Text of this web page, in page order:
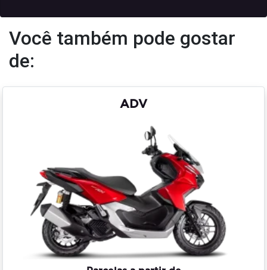
Você também pode gostar
de:
ADV